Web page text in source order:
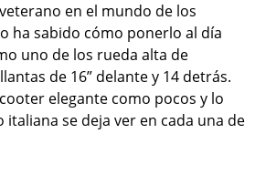
en el mundo de los
ha sabido cómo ponerlo al día
uno de los rueda alta de
de 16” delante y 14 detrás.
elegante como pocos y lo
italiana se deja ver en cada una de